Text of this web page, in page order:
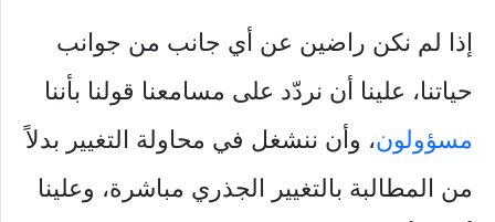
إذا لم نكن راضين عن أي جانب من جوانب
حياتنا، علينا أن نردّد على مسامعنا قولنا بأننا
مسؤولون، وأن ننشغل في محاولة التغيير بدلاً
من المطالبة بالتغيير الجذري مباشرة، وعلينا